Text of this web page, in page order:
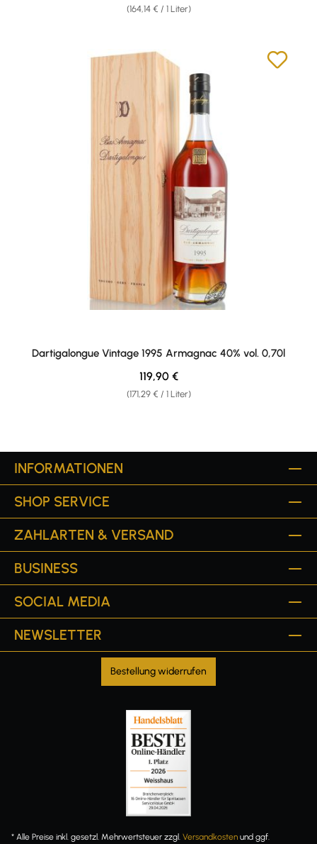
(164,14 € / 1 Liter)
Dartigalongue Vintage 1995 Armagnac 40% vol. 0,70l
(171,29 € / 1 Liter)
Regulärer Preis:
119,90 €
INFORMATIONEN
SHOP SERVICE
ZAHLARTEN & VERSAND
BUSINESS
SOCIAL MEDIA
NEWSLETTER
Bestellung widerrufen
* Alle Preise inkl. gesetzl. Mehrwertsteuer zzgl. Versandkosten und ggf.